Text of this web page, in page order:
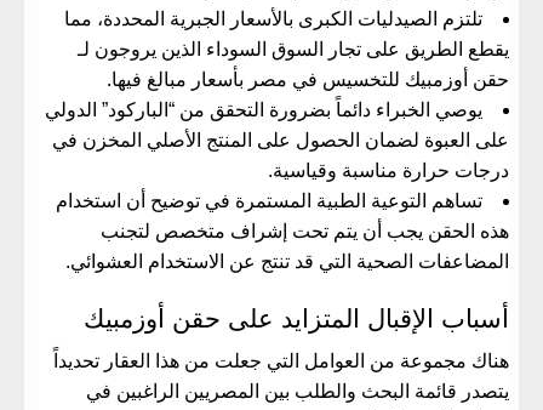
​تلتزم الصيدليات الكبرى بالأسعار الجبرية المحددة، مما
يقطع الطريق على تجار السوق السوداء الذين يروجون لـ
حقن أوزمبيك للتخسيس في مصر بأسعار مبالغ فيها.
​يوصي الخبراء دائماً بضرورة التحقق من “الباركود” الدولي
على العبوة لضمان الحصول على المنتج الأصلي المخزن في
درجات حرارة مناسبة وقياسية.
​تساهم التوعية الطبية المستمرة في توضيح أن استخدام
هذه الحقن يجب أن يتم تحت إشراف متخصص لتجنب
المضاعفات الصحية التي قد تنتج عن الاستخدام العشوائي.
​أسباب الإقبال المتزايد على حقن أوزمبيك
​هناك مجموعة من العوامل التي جعلت من هذا العقار تحديداً
يتصدر قائمة البحث والطلب بين المصريين الراغبين في